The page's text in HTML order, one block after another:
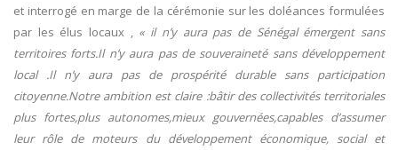
et interrogé en marge de la cérémonie sur les doléances formulées
par les élus locaux , « il n’y aura pas de Sénégal émergent sans
territoires forts.Il n’y aura pas de souveraineté sans développement
local .Il n’y aura pas de prospérité durable sans participation
citoyenne.Notre ambition est claire :bâtir des collectivités territoriales
plus fortes,plus autonomes,mieux gouvernées,capables d’assumer
leur rôle de moteurs du développement économique, social et